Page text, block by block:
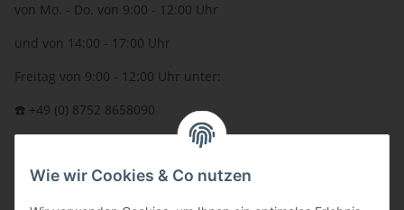
von Mo. - Do. von 9:00 - 12:00 Uhr
und von 14:00 - 17:00 Uhr
Freitag von 9:00 - 12:00 Uhr unter:
☎️ +49 (0) 8752 8658090
oder über unserKontaktformular
Wie wir Cookies & Co nutzen